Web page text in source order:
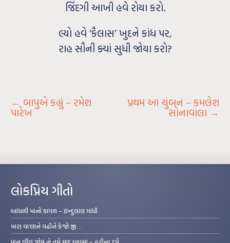
જિંદગી આખી હવે રોયા કરો.
લ્યો હવે ‘કૈલાસ’ ખુદને કાંધ પર,
રાહ સૌની ક્યાં સુધી જોયા કરો?
← બાપુએ કહ્યું – રમેશ
પારેખ
પ્રથમ આ ચુંબન – કમલેશ
સોનાવાલા →
લોકપ્રિય ગીતો
આંધળી માનો કાગળ – ઇન્દુલાલ ગાંધી
મારા વા’લાને વઢીને કે’જો જી…